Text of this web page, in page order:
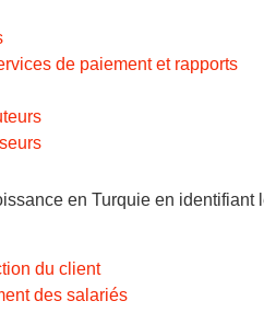
de paiement et rapports
en Turquie en
du client
des salariés